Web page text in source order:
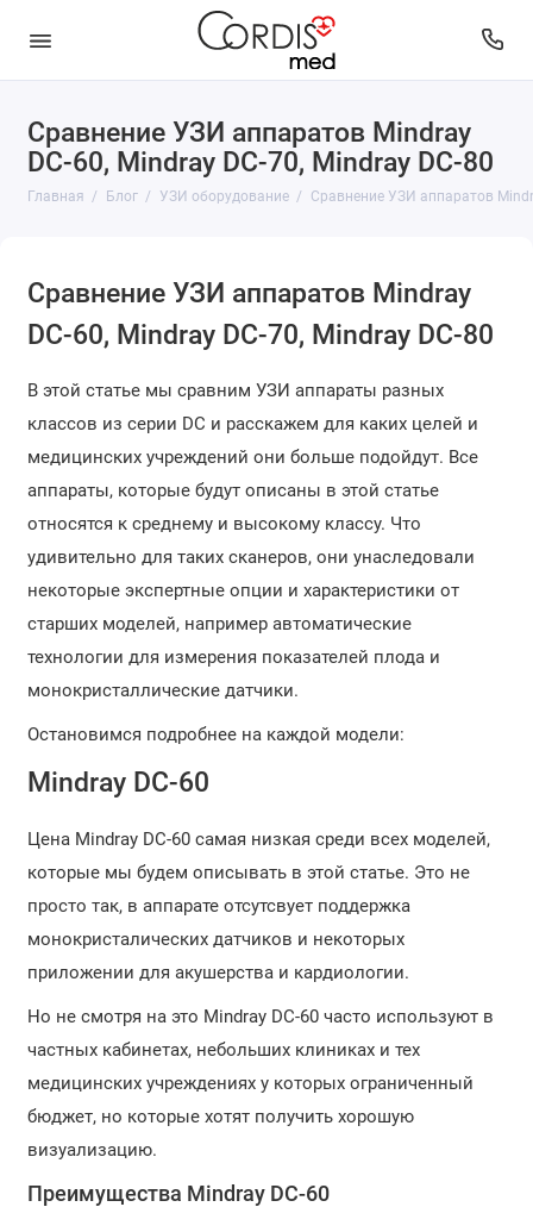
Сравнение УЗИ аппаратов Mindray
DC-60, Mindray DC-70, Mindray DC-80
Главная Блог УЗИ оборудование Сравнение УЗИ аппаратов
Сравнение УЗИ аппаратов Mindray
DC-60, Mindray DC-70, Mindray DC-80
В этой статье мы сравним УЗИ аппараты разных
классов из серии DC и расскажем для каких целей и
медицинских учреждений они больше подойдут. Все
аппараты, которые будут описаны в этой статье
относятся к среднему и высокому классу. Что
удивительно для таких сканеров, они унаследовали
некоторые экспертные опции и характеристики от
старших моделей, например автоматические
технологии для измерения показателей плода и
монокристаллические датчики.
Остановимся подробнее на каждой модели:
Mindray DC-60
Цена Mindray DC-60 самая низкая среди всех моделей,
которые мы будем описывать в этой статье. Это не
просто так, в аппарате отсутсвует поддержка
монокристалических датчиков и некоторых
приложении для акушерства и кардиологии.
Но не смотря на это Mindray DC-60 часто используют в
частных кабинетах, небольших клиниках и тех
медицинских учреждениях у которых ограниченный
бюджет, но которые хотят получить хорошую
визуализацию.
Преимущества Mindray DC-60